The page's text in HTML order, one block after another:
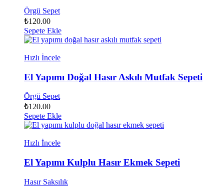
Örgü Sepet
₺120.00
Sepete Ekle
Hızlı İncele
El Yapımı Doğal Hasır Askılı Mutfak Sepeti
Örgü Sepet
₺120.00
Sepete Ekle
Hızlı İncele
El Yapımı Kulplu Hasır Ekmek Sepeti
Hasır Saksılık